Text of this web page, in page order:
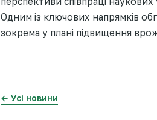
Одним із ключових напрямків
зокрема у плані підвищення
← Усі новини